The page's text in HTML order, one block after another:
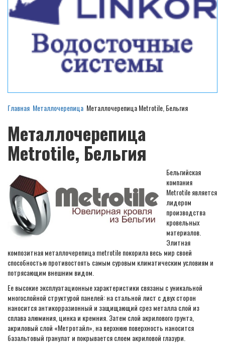
Главная Металлочерепица Металлочерепица Metrotile, Бельгия
Металлочерепица
Metrotile, Бельгия
Бельгийская
компания
Metrotile является
лидером
производства
кровельных
материалов.
Элитная
композитная металлочерепица metrotile покорила весь мир своей
способностью противостоять самым суровым климатическим условиям и
потрясающим внешним видом.
Ее высокие эксплуатационные характеристики связаны с уникальной
многослойной структурой панелей: на стальной лист с двух сторон
наносится антикорразионный и защищающий срез металла слой из
сплава алюминия, цинка и кремния. Затем слой акрилового грунта,
акриловый слой «Метротайл», на верхнюю поверхность наносится
базальтовый гранулат и покрывается слоем акриловой глазури.